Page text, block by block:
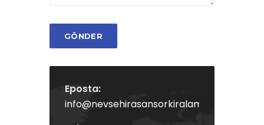
GÖNDER
Eposta:
info@nevsehirasansorkiralama.com